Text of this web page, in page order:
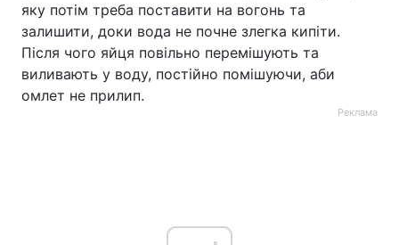
яку потім треба поставити на вогонь та
залишити, доки вода не почне злегка кипіти.
Після чого яйця повільно перемішують та
виливають у воду, постійно помішуючи, аби
омлет не прилип.
Реклама